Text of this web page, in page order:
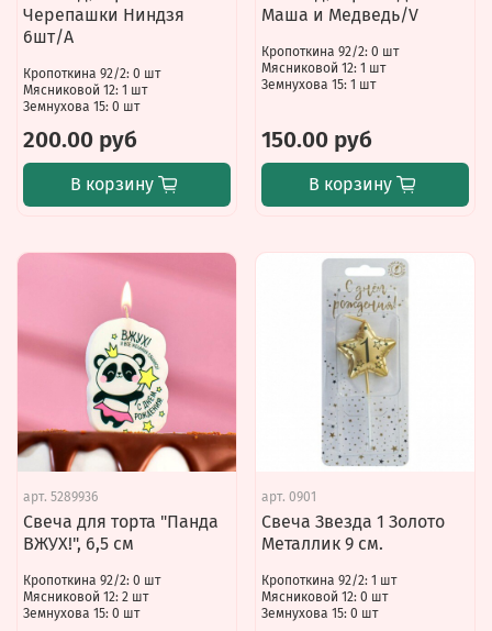
Черепашки Ниндзя
6шт/A
Кропоткина 92/2: 0 шт
Мясниковой 12: 1 шт
Земнухова 15: 0 шт
200.00 руб
В корзину
Маша и Медведь/V
Кропоткина 92/2: 0 шт
Мясниковой 12: 1 шт
Земнухова 15: 1 шт
150.00 руб
В корзину
арт. 5289936
Свеча для торта "Панда
ВЖУХ!", 6,5 см
Кропоткина 92/2: 0 шт
Мясниковой 12: 2 шт
Земнухова 15: 0 шт
арт. 0901
Свеча Звезда 1 Золото
Металлик 9 см.
Кропоткина 92/2: 1 шт
Мясниковой 12: 0 шт
Земнухова 15: 0 шт